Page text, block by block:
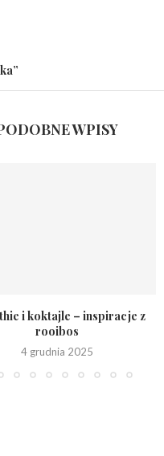
WPISY
i koktajle – inspiracje z
rooibos
4 grudnia 2025